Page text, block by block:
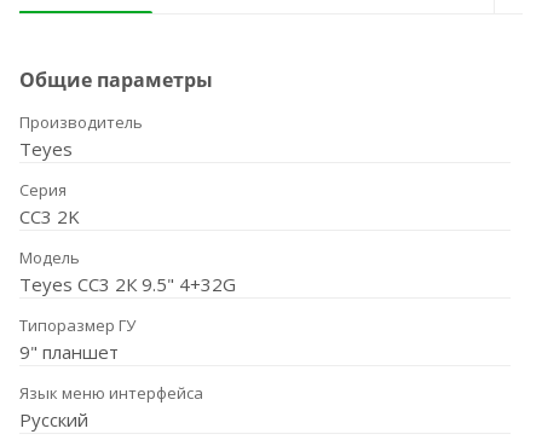
Общие параметры
Производитель
Teyes
Серия
CC3 2K
Модель
Teyes CC3 2К 9.5" 4+32G
Типоразмер ГУ
9" планшет
Язык меню интерфейса
Русский